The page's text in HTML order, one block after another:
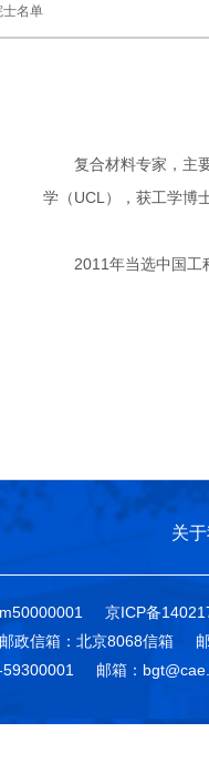
士名单
复合材料专家，主要
学（UCL），获工学博
2011年当选中国工
关
京ICP备
邮政信箱：北京8068信箱
邮箱：